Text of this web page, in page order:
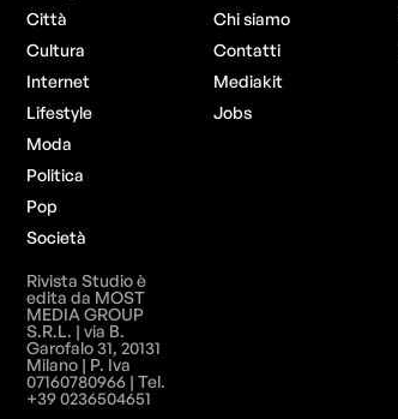
Città
Cultura
Internet
Lifestyle
Moda
Politica
Pop
Società
Chi siamo
Contatti
Mediakit
Jobs
Rivista Studio è
edita da MOST
MEDIA GROUP
S.R.L. | via B.
Garofalo 31, 20131
Milano | P. Iva
07160780966 | Tel.
+39 0236504651